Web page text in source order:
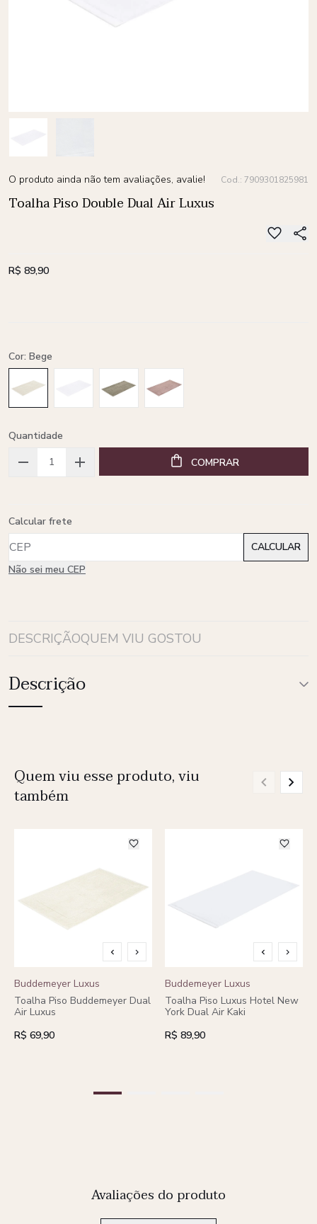
O produto ainda não tem avaliações, avalie! Cod.: 7909301825981
Toalha Piso Double Dual Air Luxus
R$ 89,90
Cor: Bege
Quantidade
COMPRAR
Calcular frete
Não sei meu CEP
DESCRIÇÃOQUEM VIU GOSTOU
Descrição
Quem viu esse produto, viu
também
Buddemeyer Luxus
Toalha Piso Buddemeyer Dual
Air Luxus
R$ 69,90
Buddemeyer Luxus
Toalha Piso Luxus Hotel New
York Dual Air Kaki
R$ 89,90
Avaliações do produto